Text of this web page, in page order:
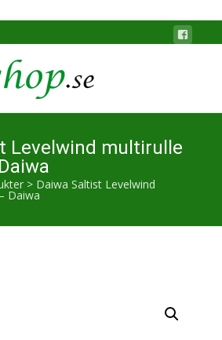
Levelwind multirulle
> Daiwa Saltist Levelwind
Daiwa